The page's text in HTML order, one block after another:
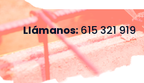
Llámanos:615 321 919